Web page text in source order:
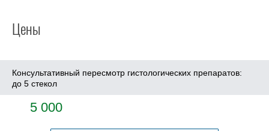
Цены
Консультативный пересмотр гистологических препаратов:
до 5 стекол
5 000